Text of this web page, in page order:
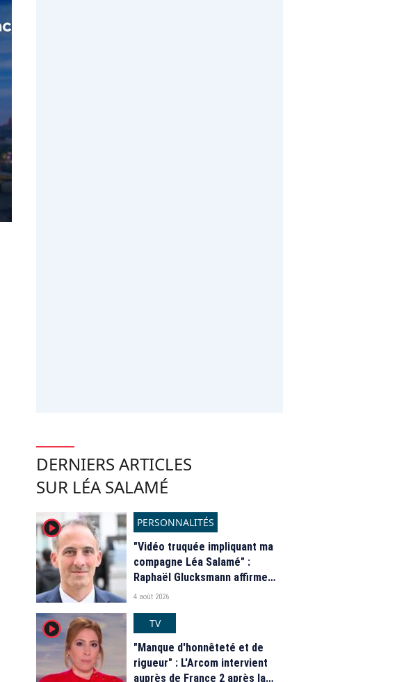
DERNIERS ARTICLES
SUR LÉA SALAMÉ
player2
PERSONNALITÉS
"Vidéo truquée impliquant ma
compagne Léa Salamé" :
Raphaël Glucksmann affirme
être victime d’une "opération
4 août 2026
player2
TV
"Manque d'honnêteté et de
rigueur" : L'Arcom intervient
auprès de France 2 après la